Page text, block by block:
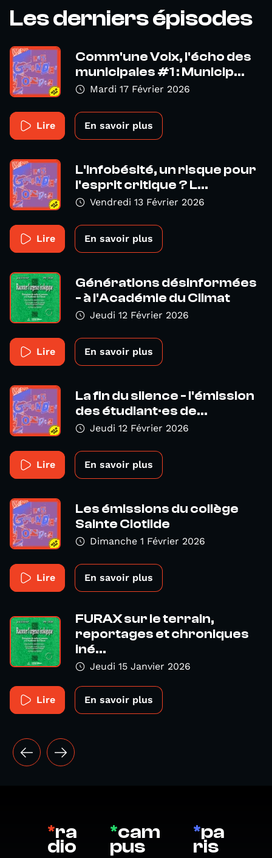
Les derniers épisodes
Comm'une Voix, l'écho des
municipales #1 : Municip...
Mardi 17 Février 2026
Lire En savoir plus
L'infobésité, un risque pour
l'esprit critique ? L...
Vendredi 13 Février 2026
Lire En savoir plus
Générations désinformées
- à l'Académie du Climat
Jeudi 12 Février 2026
Lire En savoir plus
La fin du silence - l'émission
des étudiant·es de...
Jeudi 12 Février 2026
Lire En savoir plus
Les émissions du collège
Sainte Clotilde
Dimanche 1 Février 2026
Lire En savoir plus
FURAX sur le terrain,
reportages et chroniques
iné...
Jeudi 15 Janvier 2026
Lire En savoir plus
*ra
dio
*cam
pus
*pa
ris